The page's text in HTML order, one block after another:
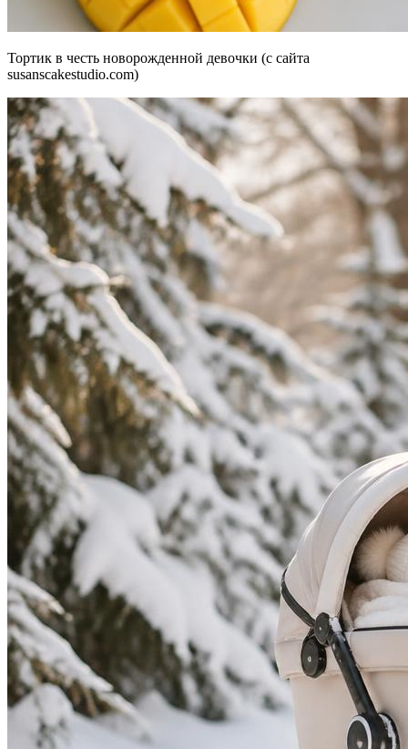
Тортик в честь новорожденной девочки (с сайта
susanscakestudio.com)